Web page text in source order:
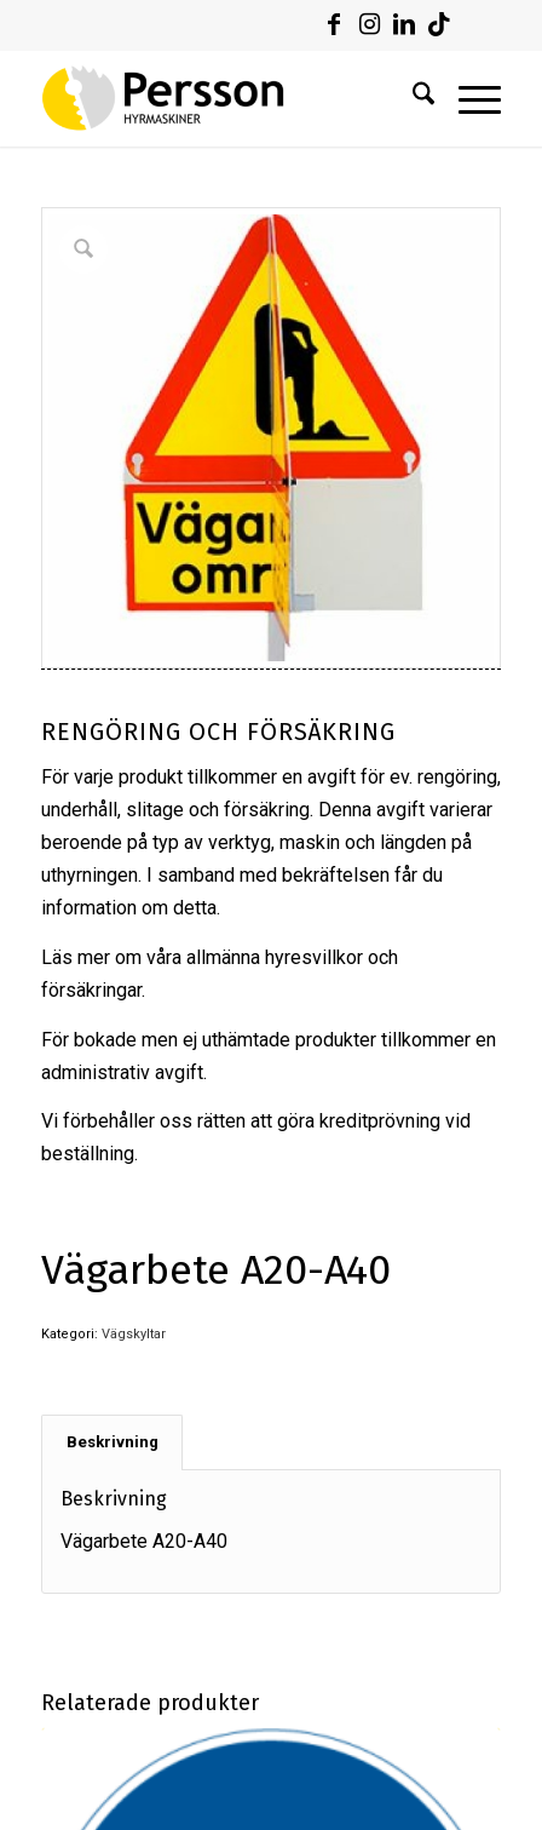
RENGÖRING OCH FÖRSÄKRING
För varje produkt tillkommer en avgift för ev. rengöring,
underhåll, slitage och försäkring. Denna avgift varierar
beroende på typ av verktyg, maskin och längden på
uthyrningen. I samband med bekräftelsen får du
information om detta.
Läs mer om våra allmänna hyresvillkoroch
försäkringar.
För bokade men ej uthämtade produkter tillkommer en
administrativ avgift.
Vi förbehåller oss rätten att göra kreditprövning vid
beställning.
Vägarbete A20-A40
Kategori: Vägskyltar
Beskrivning
Beskrivning
Vägarbete A20-A40
Relaterade produkter